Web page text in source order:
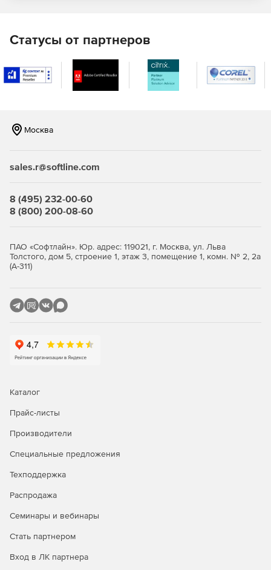
Создание отчетов – ведение отчетности с помощью
инструментов пользовательского интерфейса или
бесплатного модуля генерации отчетов SSRS
показателей производительности каждые несколько
Настройка уровней и границ предупреждений –
пользователя или применение программных настроек
по умолчанию.
о прошлых проблемах и показателях
производительности сервера SQL.
данных об активности сервера благодаря
отображению объяснений значения каждого
Простой и быстрый запуск – мгновенное начало
работы в программе, уже готовой к использованию и
Статусы от партнеров
Москва
sales.r@softline.com
8 (495) 232-00-60
8 (800) 200-08-60
ПАО «Софтлайн». Юр. адрес: 119021, г. Москва, ул. Льва
Толстого, дом 5, строение 1, этаж 3, помещение 1, комн. № 2, 2а
(А-311)
Каталог
Прайс-листы
Производители
Специальные предложения
Техподдержка
Распродажа
Семинары и вебинары
Стать партнером
Вход в ЛК партнера